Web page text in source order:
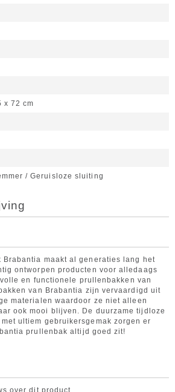
x 72 cm
/ Geruisloze sluiting
Brabantia maakt al generaties lang het
ontworpen producten voor alledaags
en functionele prullenbakken van
van Brabantia zijn vervaardigd uit
materialen waardoor ze niet alleen
ook mooi blijven. De duurzame tijdloze
ultiem gebruikersgemak zorgen er
prullenbak altijd goed zit!
over dit product